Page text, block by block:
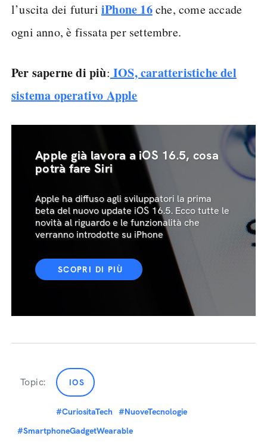
l’uscita dei futuri iPhone 16che, come accade
ogni anno, è fissata per settembre.
Per saperne di più: IOS, caratteristiche del
sistema operativo Apple
Apple già lavora a iOS 16.5, cosa
potrà fare Siri
Apple ha diffuso agli sviluppatori la prima
beta del nuovo update iOS 16.5. Ecco tutte le
novità al riguardo e le funzionalità che
verranno introdotte su iPhone
SCOPRI DI PIÙ
Topic: IOS
#CuriositaTech
#NuoveTecnologie
#SmartphoneGadgetWearable